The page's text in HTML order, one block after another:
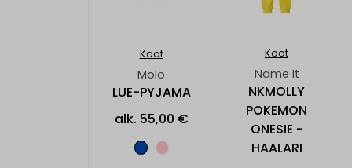
Koot
Molo
LUE-PYJAMA
alk. 55,00 €
Koot
Name It
NKMOLLY
POKEMON
ONESIE -
HAALARI